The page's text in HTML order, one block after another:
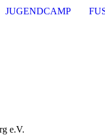
JUGENDCAMP
e.V.